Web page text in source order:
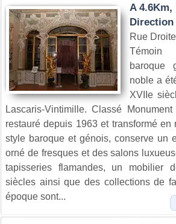
A 4.6Km,
Direction
Rue
Témoin
baroque
noble a
XVIIe
Lascaris-Vintimille. Classé
restauré depuis 1963 et transformé en
style baroque et génois, conserve un
orné de fresques et des salons
tapisseries flamandes, un mobilier
siècles ainsi que des collections de
époque sont...